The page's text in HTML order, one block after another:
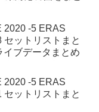
2020 -5 ERAS
セットリストまと
イブデータまとめ
2020 -5 ERAS
セットリストまと